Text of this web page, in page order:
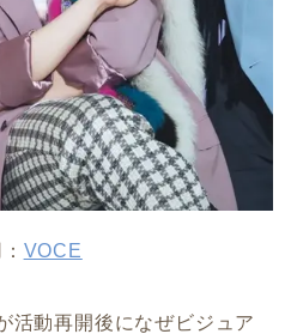
VOCE
活動再開後になぜビジュア